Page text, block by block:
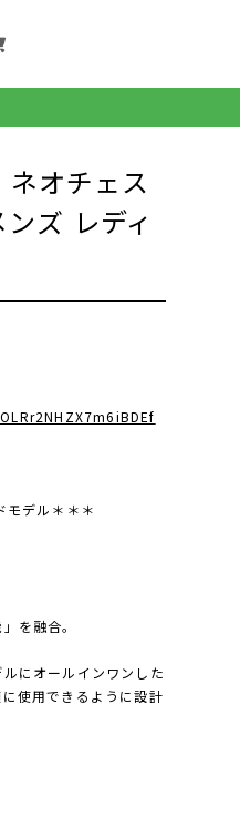
オチェス
ンズ レディ
モデル＊＊＊
を融合。
にオールインワンした
使用できるように設計